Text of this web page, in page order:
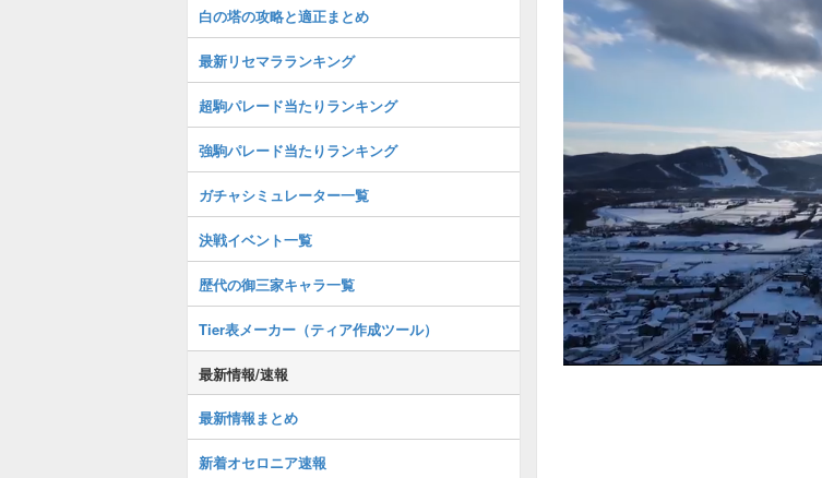
白の塔の攻略と適正まとめ
最新リセマラランキング
超駒パレード当たりランキング
強駒パレード当たりランキング
ガチャシミュレーター一覧
決戦イベント一覧
歴代の御三家キャラ一覧
Tier表メーカー（ティア作成ツール）
最新情報/速報
最新情報まとめ
新着オセロニア速報